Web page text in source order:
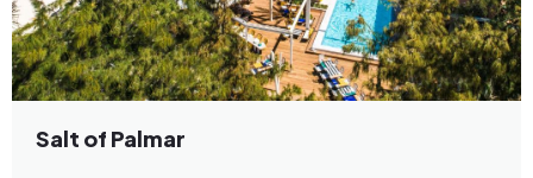
Salt of Palmar